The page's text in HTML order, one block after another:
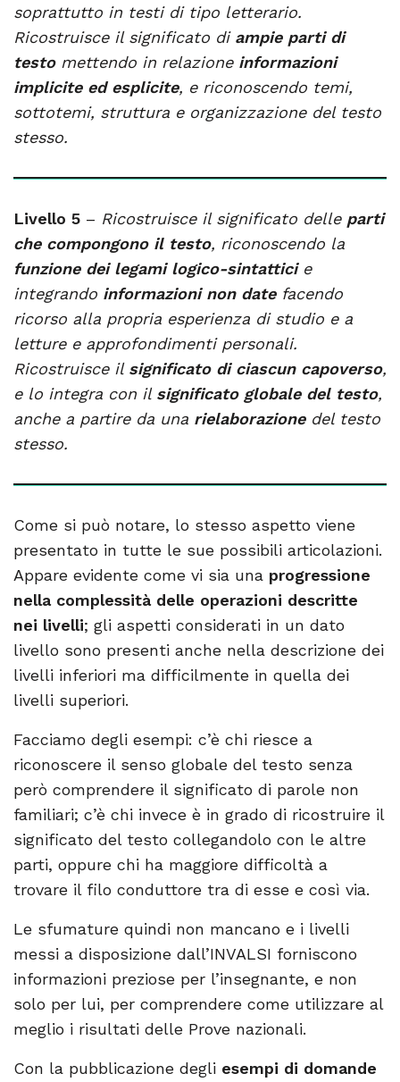
soprattutto in testi di tipo letterario.
Ricostruisce il significato di ampie parti di
testomettendo in relazioneinformazioni
implicite ed esplicite, e riconoscendo temi,
sottotemi, struttura e organizzazione del testo
stesso.
Livello 5 – Ricostruisce il significato delle parti
che compongono il testo, riconoscendo la
funzione dei legami logico-sintattici e
integrando informazioni non date facendo
ricorso alla propria esperienza di studio e a
letture e approfondimenti personali.
Ricostruisce il significato di ciascun capoverso,
e lo integra con il significato globale del testo,
anche a partire da una rielaborazione del testo
stesso.
Come si può notare, lo stesso aspetto viene
presentato in tutte le sue possibili articolazioni.
Appare evidente come vi sia una progressione
nella complessità delle operazioni descritte
nei livelli; gli aspetti considerati in un dato
livello sono presenti anche nella descrizione dei
livelli inferiori ma difficilmente in quella dei
livelli superiori.
Facciamo degli esempi: c’è chi riesce a
riconoscere il senso globale del testo senza
però comprendere il significato di parole non
familiari; c’è chi invece è in grado di ricostruire il
significato del testo collegandolo con le altre
parti, oppure chi ha maggiore difficoltà a
trovare il filo conduttore tra di esse e così via.
Le sfumature quindi non mancano e i livelli
messi a disposizione dall’INVALSI forniscono
informazioni preziose per l’insegnante, e non
solo per lui, per comprendere come utilizzare al
meglio i risultati delle Prove nazionali.
Con la pubblicazione degli esempi di domande